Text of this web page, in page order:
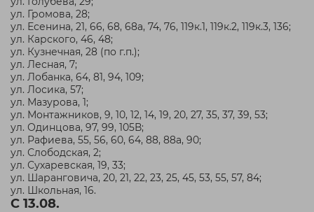
ул. Громова, 28;
ул. Есенина, 21, 66, 68, 68а, 74, 76, 119к.1, 119к.2, 119к.3, 136;
ул. Карского, 46, 48;
ул. Кузнечная, 28 (по г.п.);
ул. Лесная, 7;
ул. Лобанка, 64, 81, 94, 109;
ул. Лосика, 57;
ул. Мазурова, 1;
ул. Монтажников, 9, 10, 12, 14, 19, 20, 27, 35, 37, 39, 53;
ул. Одинцова, 97, 99, 105В;
ул. Рафиева, 55, 56, 60, 64, 88, 88а, 90;
ул. Слободская, 2;
ул. Сухаревская, 19, 33;
ул. Шаранговича, 20, 21, 22, 23, 25, 45, 53, 55, 57, 84;
ул. Школьная, 16.
С 13.08.